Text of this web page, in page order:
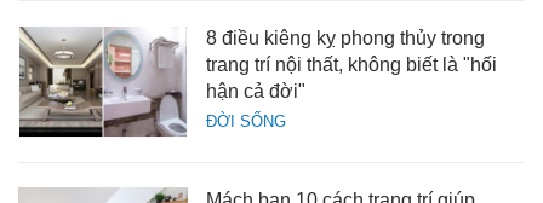
ĐỜI SỐNG
8 điều kiêng kỵ phong thủy trong
trang trí nội thất, không biết là "hối
hận cả đời"